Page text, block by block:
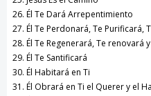
Él Te Dará Arrepentimiento
Él Te Perdonará, Te Purificará,
Él Te Regenerará, Te renovará
Él Te Santificará
Él Habitará en Ti
Él Obrará en Ti el Querer y el